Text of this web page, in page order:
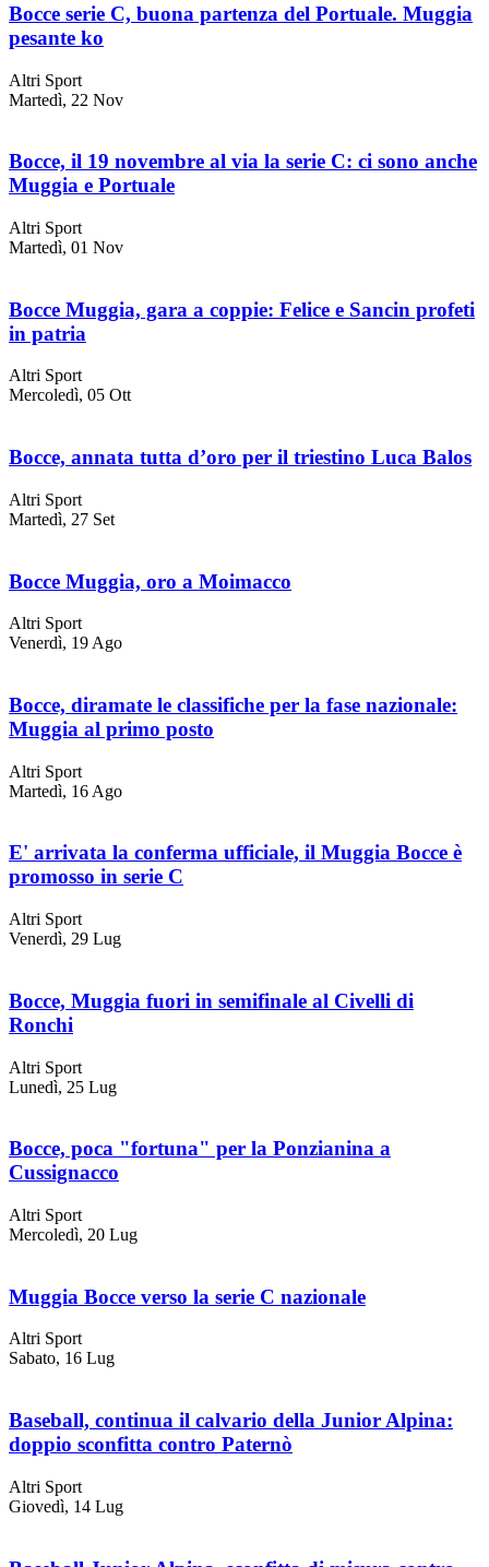
Bocce serie C, buona partenza del Portuale. Muggia
pesante ko
Altri Sport
Martedì, 22 Nov
Bocce, il 19 novembre al via la serie C: ci sono anche
Muggia e Portuale
Altri Sport
Martedì, 01 Nov
Bocce Muggia, gara a coppie: Felice e Sancin profeti
in patria
Altri Sport
Mercoledì, 05 Ott
Bocce, annata tutta d’oro per il triestino Luca Balos
Altri Sport
Martedì, 27 Set
Bocce Muggia, oro a Moimacco
Altri Sport
Venerdì, 19 Ago
Bocce, diramate le classifiche per la fase nazionale:
Muggia al primo posto
Altri Sport
Martedì, 16 Ago
E' arrivata la conferma ufficiale, il Muggia Bocce è
promosso in serie C
Altri Sport
Venerdì, 29 Lug
Bocce, Muggia fuori in semifinale al Civelli di
Ronchi
Altri Sport
Lunedì, 25 Lug
Bocce, poca "fortuna" per la Ponzianina a
Cussignacco
Altri Sport
Mercoledì, 20 Lug
Muggia Bocce verso la serie C nazionale
Altri Sport
Sabato, 16 Lug
Baseball, continua il calvario della Junior Alpina:
doppio sconfitta contro Paternò
Altri Sport
Giovedì, 14 Lug